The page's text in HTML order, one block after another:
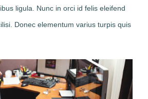
ligula. Nunc in orci id felis eleifend
Donec elementum varius turpis quis